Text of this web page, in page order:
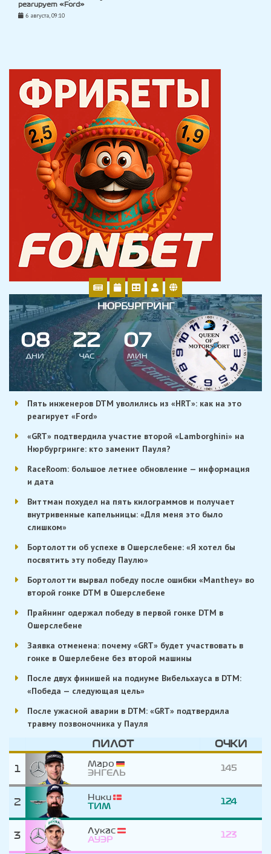
реагирует «Ford»
6 августа, 09:10
НЮРБУРГРИНГ
08
ДНИ
22
ЧАС
07
МИН
Пять инженеров DTM уволились из «HRT»: как на это
реагирует «Ford»
«GRT» подтвердила участие второй «Lamborghini» на
Нюрбургринге: кто заменит Пауля?
RaceRoom: большое летнее обновление — информация
и дата
Виттман похудел на пять килограммов и получает
внутривенные капельницы: «Для меня это было
слишком»
Бортолотти об успехе в Ошерслебене: «Я хотел бы
посвятить эту победу Паулю»
Бортолотти вырвал победу после ошибки «Manthey» во
второй гонке DTM в Ошерслебене
Прайнинг одержал победу в первой гонке DTM в
Ошерслебене
Заявка отменена: почему «GRT» будет участвовать в
гонке в Ошерлебене без второй машины
После двух финишей на подиуме Вибельхауса в DTM:
«Победа — следующая цель»
После ужасной аварии в DTM: «GRT» подтвердила
травму позвоночника у Пауля
ПИЛОТ ОЧКИ
1
Маро
ЭНГЕЛЬ
145
2
Ники
ТИМ
124
3
Лукас
АУЭР
123